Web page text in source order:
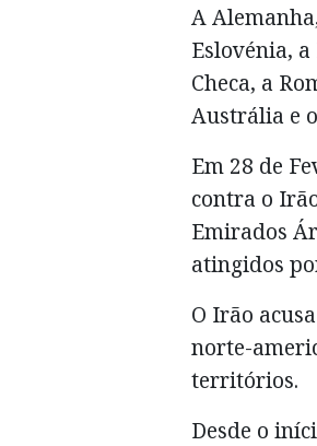
A
Eslovénia,
Checa, a
Austrália e
Em 28 de
contra o
Emirados
atingidos
O Irão
norte-
territórios.
Desde o